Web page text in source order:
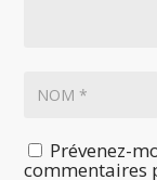
Prévenez-
commentaires